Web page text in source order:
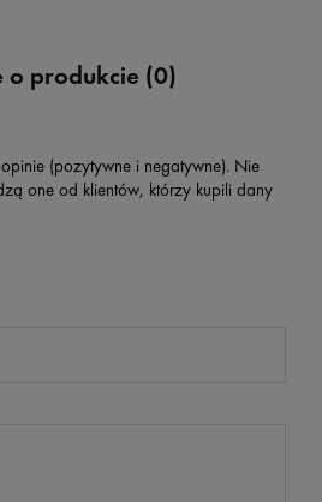
o produkcie (0)
(pozytywne i negatywne). Nie
one od klientów, którzy kupili dany